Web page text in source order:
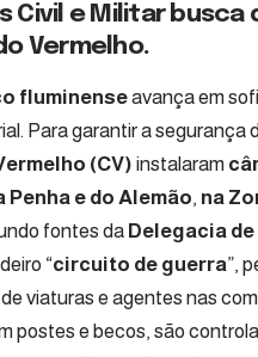
Civil e Militar
Vermelho.
fluminenseavança em
Para garantir a segurança
(CV) instalaram
Penha e do Alemão, na
fontes da Delegacia
“circuito de guerra”,
viaturas e agentes nas
postes e becos, são